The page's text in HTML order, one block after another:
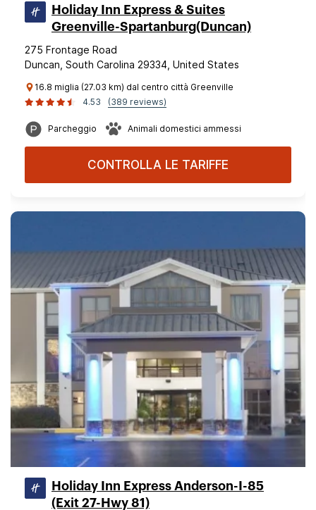
Holiday Inn Express & Suites
Greenville-Spartanburg(Duncan)
275 Frontage Road
Duncan, South Carolina 29334, United States
16.8 miglia (27.03 km) dal centro città Greenville
4.53
(389 reviews)
Parcheggio Animali domestici ammessi
CONTROLLA LE TARIFFE
Holiday Inn Express Anderson-I-85
(Exit 27-Hwy 81)